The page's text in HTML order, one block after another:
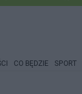
CO BĘDZIE SPORT